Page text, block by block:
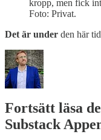
kropp, men fick
Foto: Privat.
Det är under den här
Fortsätt läsa
Substack